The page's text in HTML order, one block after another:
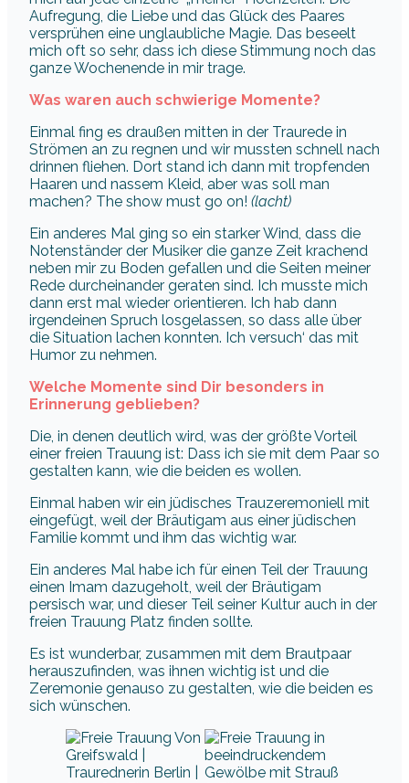
Aufregung, die Liebe und das Glück des Paares
versprühen eine unglaubliche Magie. Das beseelt
mich oft so sehr, dass ich diese Stimmung noch das
ganze Wochenende in mir trage.
Was waren auch schwierige Momente?
Einmal fing es draußen mitten in der Traurede in
Strömen an zu regnen und wir mussten schnell nach
drinnen fliehen. Dort stand ich dann mit tropfenden
Haaren und nassem Kleid, aber was soll man
machen? The show must go on! (lacht)
Ein anderes Mal ging so ein starker Wind, dass die
Notenständer der Musiker die ganze Zeit krachend
neben mir zu Boden gefallen und die Seiten meiner
Rede durcheinander geraten sind. Ich musste mich
dann erst mal wieder orientieren. Ich hab dann
irgendeinen Spruch losgelassen, so dass alle über
die Situation lachen konnten. Ich versuch‘ das mit
Humor zu nehmen.
Welche Momente sind Dir besonders in
Erinnerung geblieben?
Die, in denen deutlich wird, was der größte Vorteil
einer freien Trauung ist: Dass ich sie mit dem Paar so
gestalten kann, wie die beiden es wollen.
Einmal haben wir ein jüdisches Trauzeremoniell mit
eingefügt, weil der Bräutigam aus einer jüdischen
Familie kommt und ihm das wichtig war.
Ein anderes Mal habe ich für einen Teil der Trauung
einen Imam dazugeholt, weil der Bräutigam
persisch war, und dieser Teil seiner Kultur auch in der
freien Trauung Platz finden sollte.
Es ist wunderbar, zusammen mit dem Brautpaar
herauszufinden, was ihnen wichtig ist und die
Zeremonie genauso zu gestalten, wie die beiden es
sich wünschen.